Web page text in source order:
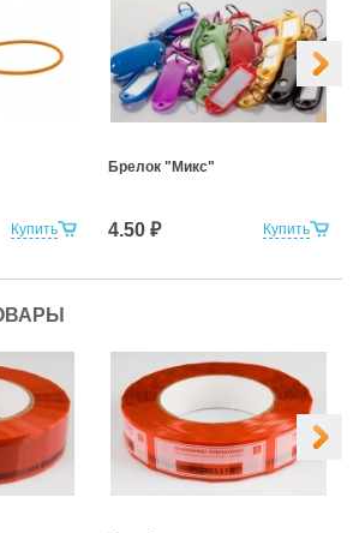
Купить Купить
Брелок "Микс"
4.50 ₽